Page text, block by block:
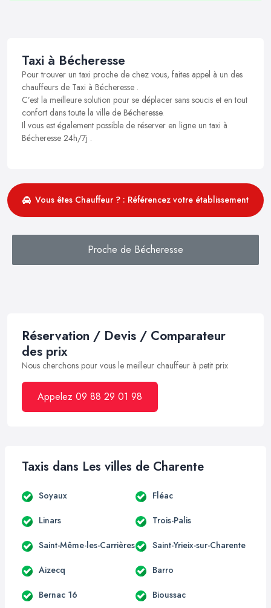
Taxi à Bécheresse
Pour trouver un taxi proche de chez vous, faites appel à un des
chauffeurs de Taxi à Bécheresse .
C’est la meilleure solution pour se déplacer sans soucis et en tout
confort dans toute la ville de Bécheresse.
Il vous est également possible de réserver en ligne un taxi à
Bécheresse 24h/7j .
Vous êtes Chauffeur ? : Référencez votre établissement
Proche de Bécheresse
Réservation / Devis / Comparateur
des prix
Nous cherchons pour vous le meilleur chauffeur à petit prix
Appelez 09 88 29 01 98
Taxis dans Les villes de Charente
Soyaux Fléac
Linars Trois-Palis
Saint-Même-les-Carrières Saint-Yrieix-sur-Charente
Aizecq Barro
Bernac 16 Bioussac